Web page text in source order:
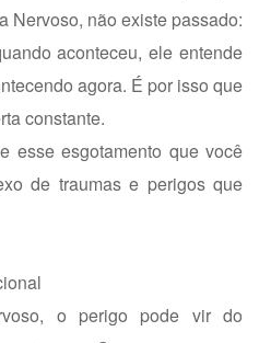
Nervoso, não existe passado:
aconteceu, ele entende
agora. É por isso que
constante.
esse esgotamento que você
de traumas e perigos que
o perigo pode vir do